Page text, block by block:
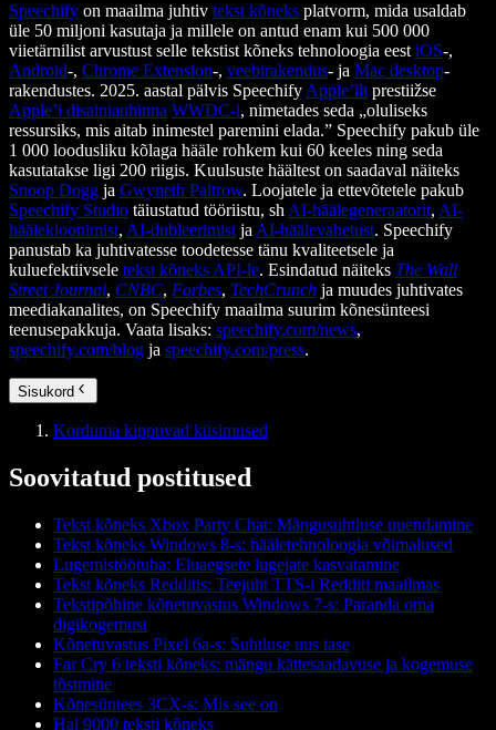
Speechify on maailma juhtiv tekst kõneks platvorm, mida usaldab
üle 50 miljoni kasutaja ja millele on antud enam kui 500 000
viietärnilist arvustust selle tekstist kõneks tehnoloogia eestiOS-,
Android-, Chrome Extension-, veebirakendus- ja Mac desktop-
rakendustes. 2025. aastal pälvis SpeechifyApple’iltprestiižse
Apple’i disainiauhinna WWDC-l, nimetades seda „oluliseks
ressursiks, mis aitab inimestel paremini elada.” Speechify pakub üle
1 000 loodusliku kõlaga hääle rohkem kui 60 keeles ning seda
kasutatakse ligi 200 riigis. Kuulsuste häältest on saadaval näiteks
Snoop Dogg ja Gwyneth Paltrow. Loojatele ja ettevõtetele pakub
Speechify Studio täiustatud tööriistu, shAI-häälegeneraatorit, AI-
häälekloonimist, AI-dubleerimistjaAI-häälevahetust. Speechify
panustab ka juhtivatesse toodetesse tänu kvaliteetsele ja
kuluefektiivsele tekst kõneks API-le. Esindatud näiteks The Wall
Street Journal, CNBC, Forbes, TechCrunch ja muudes juhtivates
meediakanalites, on Speechify maailma suurim kõnesünteesi
teenusepakkuja. Vaata lisaks: speechify.com/news,
speechify.com/blog ja speechify.com/press.
Sisukord
Korduma kippuvad küsimused
Soovitatud postitused
Tekst kõneks Xbox Party Chat: Mängusuhtluse uuendamine
Tekst kõneks Windows 8-s: hääletehnoloogia võimalused
Lugemistöötuba: Eluaegsete lugejate kasvatamine
Tekst kõneks Redditis: Teejuht TTS-i Redditi maailmas
Tekstipõhine kõnetuvastus Windows 7-s: Paranda oma
digikogemust
Kõnetuvastus Pixel 6a-s: Suhtluse uus tase
Far Cry 6 teksti kõneks: mängu kättesaadavuse ja kogemuse
tõstmine
Kõnesüntees 3CX-s: Mis see on
Hal 9000 teksti kõneks